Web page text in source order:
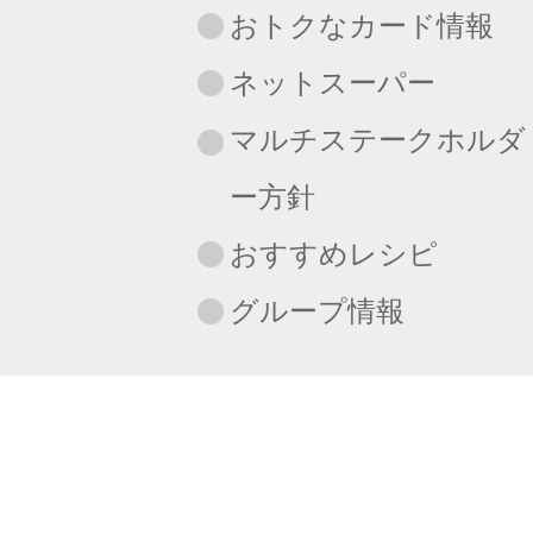
おトクなカード情報
ネットスーパー
マルチステークホルダ
ー方針
おすすめレシピ
グループ情報